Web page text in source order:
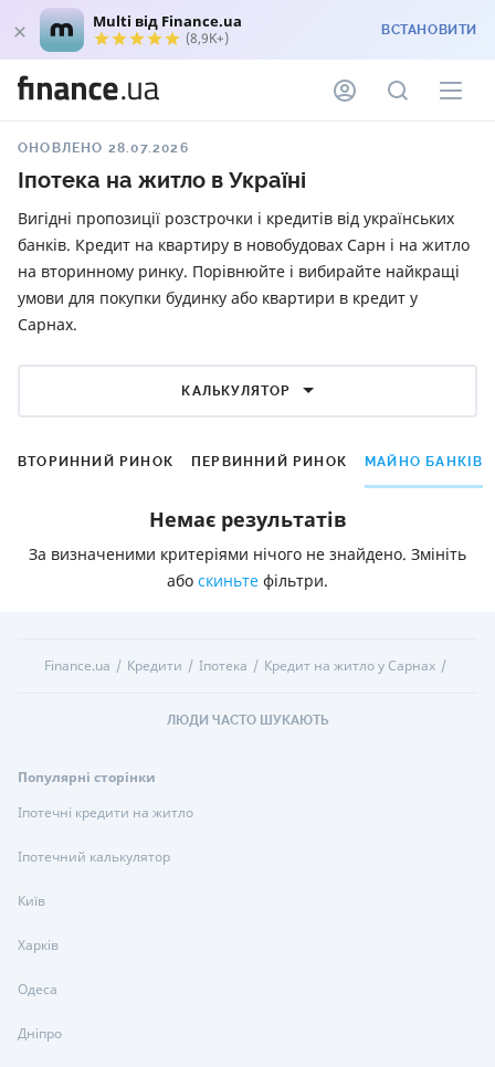
Multi від Finance.ua
(8,9K+) ВСТАНОВИТИ
ОНОВЛЕНО 28.07.2026
Іпотека на житло в Україні
Вигідні пропозиції розстрочки і кредитів від українських
банків. Кредит на квартиру в новобудовах Сарн і на житло
на вторинному ринку. Порівнюйте і вибирайте найкращі
умови для покупки будинку або квартири в кредит у
Сарнах.
КАЛЬКУЛЯТОР
ВТОРИННИЙ РИНОК ПЕРВИННИЙ РИНОК МАЙНО БАНКІВ
Немає результатів
За визначеними критеріями нічого не знайдено. Змініть
або скиньте фільтри.
Finance.ua Кредити Іпотека Кредит на житло у Сарнах
ЛЮДИ ЧАСТО ШУКАЮТЬ
Популярні сторінки
Іпотечні кредити на житло
Іпотечний калькулятор
Київ
Харків
Одеса
Дніпро